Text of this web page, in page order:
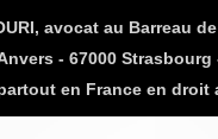
avocat au Barreau
- 67000 Strasbourg
en France en droit